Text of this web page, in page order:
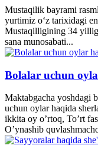
Mustaqilik bayrami
yurtimiz o‘z tarixidagi
Mustaqilligining 34
sana munosabati...
Bolalar uchun
Maktabgacha yoshdagi
uchun oylar haqida
ikkita oy o’rtoq, To’rt
O’ynashib